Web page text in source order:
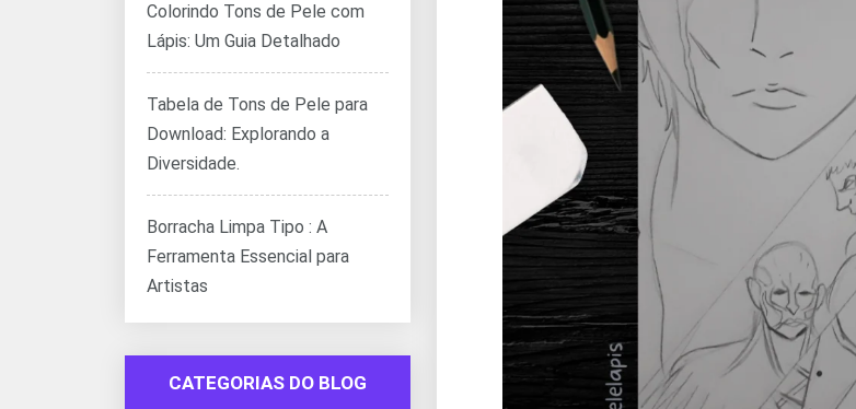
Colorindo Tons de Pele com
Lápis: Um Guia Detalhado
Tabela de Tons de Pele para
Download: Explorando a
Diversidade.
Borracha Limpa Tipo : A
Ferramenta Essencial para
Artistas
CATEGORIAS DO BLOG